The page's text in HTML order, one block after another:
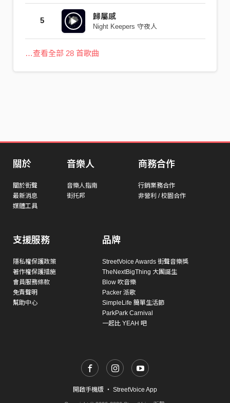
5 歸屬感
Night Keepers 守夜人
…查看全部 28 首歌曲
關於
關於街聲
最新消息
媒體工具
音樂人
音樂人指南
街托邦
商務合作
行銷業務合作
非營利 / 校園合作
支援服務
隱私權保護政策
著作權保護措施
會員服務條款
免責聲明
幫助中心
品牌
StreetVoice Awards 街聲音樂獎
TheNextBigThing 大團誕生
Blow 吹音樂
Packer 派歌
SimpleLife 簡單生活節
ParkPark Carnival
一起比 YEAH 吧
開啟手機版 ・ StreetVoice App